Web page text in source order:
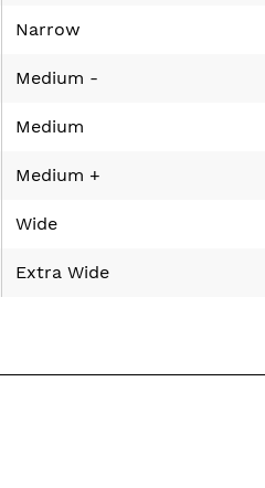
Narrow
Medium -
Medium
Medium +
Wide
Extra Wide